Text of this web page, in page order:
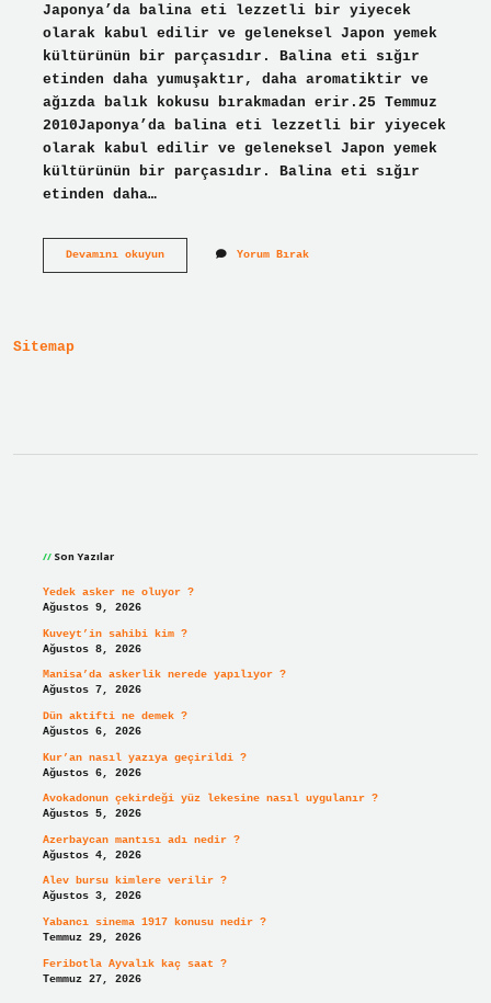
Japonya’da balina eti lezzetli bir yiyecek
olarak kabul edilir ve geleneksel Japon yemek
kültürünün bir parçasıdır. Balina eti sığır
etinden daha yumuşaktır, daha aromatiktir ve
ağızda balık kokusu bırakmadan erir.25 Temmuz
2010Japonya’da balina eti lezzetli bir yiyecek
olarak kabul edilir ve geleneksel Japon yemek
kültürünün bir parçasıdır. Balina eti sığır
etinden daha…
Devamını okuyunBalina
Yorum Bırak
Sitemap
Son Yazılar
Yedek asker ne oluyor ?
Ağustos 9, 2026
Kuveyt’in sahibi kim ?
Ağustos 8, 2026
Manisa’da askerlik nerede yapılıyor ?
Ağustos 7, 2026
Dün aktifti ne demek ?
Ağustos 6, 2026
Kur’an nasıl yazıya geçirildi ?
Ağustos 6, 2026
Avokadonun çekirdeği yüz lekesine nasıl uygulanır ?
Ağustos 5, 2026
Azerbaycan mantısı adı nedir ?
Ağustos 4, 2026
Alev bursu kimlere verilir ?
Ağustos 3, 2026
Yabancı sinema 1917 konusu nedir ?
Temmuz 29, 2026
Feribotla Ayvalık kaç saat ?
Temmuz 27, 2026